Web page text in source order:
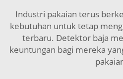
Industri pakaian terus
kebutuhan untuk tetap
terbaru. Detektor baja
keuntungan bagi mereka